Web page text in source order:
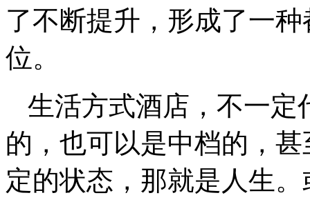
了不断提升，形成了一
位。
生活方式酒店，不一定
的，也可以是中档的，
定的状态，那就是人生